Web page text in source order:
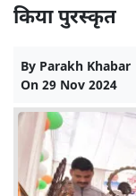
किया पुरस्कृत
By Parakh Khabar
On 29 Nov 2024